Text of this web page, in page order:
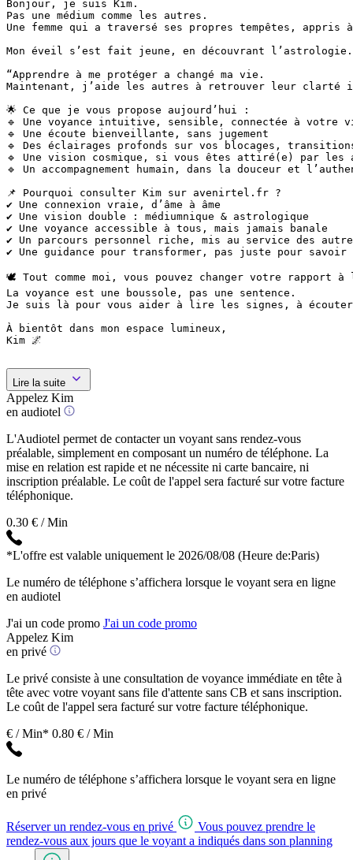
Bonjour, je suis Kim.
Pas une médium comme les autres.
Une femme qui a traversé ses propres tempêtes,
Mon éveil s’est fait jeune, en découvrant
“Apprendre à me protéger a changé ma vie.
Maintenant, j’aide les autres à retrouver leur clarté
🌟 Ce que je vous propose aujourd’hui :
🔹 Une voyance intuitive, sensible, connectée à votre
🔹 Une écoute bienveillante, sans jugement
🔹 Des éclairages profonds sur vos blocages,
🔹 Une vision cosmique, si vous êtes attiré(e) par les
🔹 Un accompagnement humain, dans la douceur et
📌 Pourquoi consulter Kim sur avenirtel.fr ?
✔️ Une connexion vraie, d’âme à âme
✔️ Une vision double : médiumnique & astrologique
✔️ Une voyance accessible à tous, mais jamais banale
✔️ Un parcours personnel riche, mis au service des
✔️ Une guidance pour transformer, pas juste pour savoir
🕊️ Tout comme moi, vous pouvez changer votre rapport
La voyance est une boussole, pas une sentence.
Je suis là pour vous aider à lire les signes, à
À bientôt dans mon espace lumineux,
Kim 🌌
Lire la suite
Appelez Kim
en audiotel
L'Audiotel permet de contacter un voyant sans rendez-vous
préalable, simplement en composant un numéro de téléphone. La
mise en relation est rapide et ne nécessite ni carte bancaire, ni
inscription préalable. Le coût de l'appel sera facturé sur votre facture
téléphonique.
0.30 € / Min
*L'offre est valable uniquement le 2026/08/08 (Heure de:Paris)
Le numéro de téléphone s’affichera lorsque le voyant sera en ligne
en audiotel
J'ai un code promo J'ai un code promo
Appelez Kim
en privé
Le privé consiste à une consultation de voyance immédiate en tête à
tête avec votre voyant sans file d'attente sans CB et sans inscription.
Le coût de l'appel sera facturé sur votre facture téléphonique.
€ / Min* 0.80 € / Min
Le numéro de téléphone s’affichera lorsque le voyant sera en ligne
en privé
Réserver un rendez-vous en privé
Vous pouvez prendre le
rendez-vous aux jours que le voyant a indiqués dans son planning